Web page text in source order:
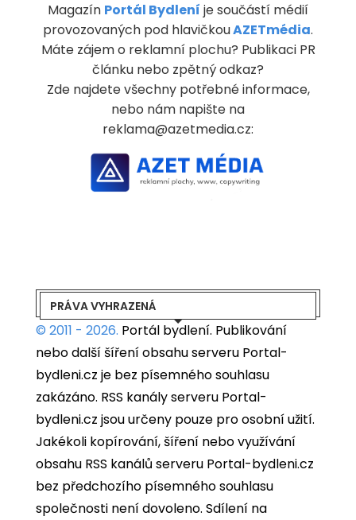
Magazín Portál Bydlení je součástí médií
provozovaných pod hlavičkouAZETmédia.
Máte zájem o reklamní plochu? Publikaci PR
článku nebo zpětný odkaz?
Zde najdete všechny potřebné informace,
nebo nám napište na
reklama@azetmedia.cz:
PRÁVA VYHRAZENÁ
© 2011 - 2026. Portál bydlení. Publikování
nebo další šíření obsahu serveru Portal-
bydleni.cz je bez písemného souhlasu
zakázáno. RSS kanály serveru Portal-
bydleni.cz jsou určeny pouze pro osobní užití.
Jakékoli kopírování, šíření nebo využívání
obsahu RSS kanálů serveru Portal-bydleni.cz
bez předchozího písemného souhlasu
společnosti není dovoleno. Sdílení na